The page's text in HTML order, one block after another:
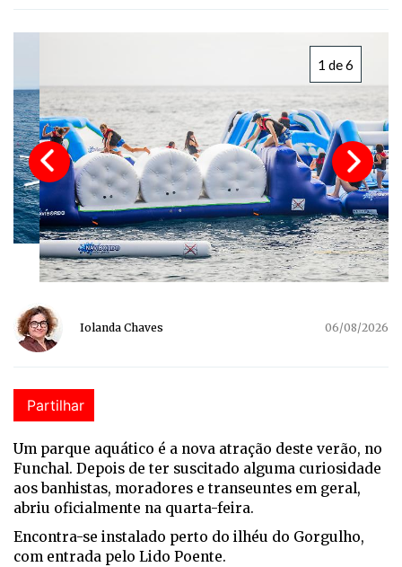
1 de 6
Iolanda Chaves 06/08/2026
Partilhar
Um parque aquático é a nova atração deste verão, no
Funchal. Depois de ter suscitado alguma curiosidade
aos banhistas, moradores e transeuntes em geral,
abriu oficialmente na quarta-feira.
Encontra-se instalado perto do ilhéu do Gorgulho,
com entrada pelo Lido Poente.